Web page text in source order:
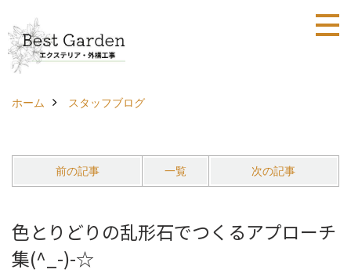
ホーム スタッフブログ
前の記事 一覧 次の記事
色とりどりの乱形石でつくるアプローチ
集(^_-)-☆